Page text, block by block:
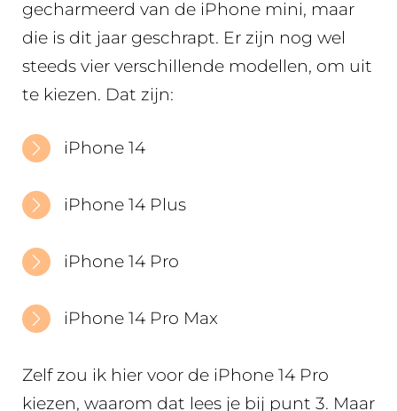
gecharmeerd van de iPhone mini, maar
die is dit jaar geschrapt. Er zijn nog wel
steeds vier verschillende modellen, om uit
te kiezen. Dat zijn:
iPhone 14
iPhone 14 Plus
iPhone 14 Pro
iPhone 14 Pro Max
Zelf zou ik hier voor de iPhone 14 Pro
kiezen, waarom dat lees je bij punt 3. Maar